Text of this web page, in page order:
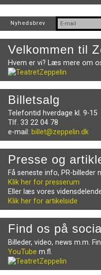
Nyhedsbrev
Velkommen til
Hvem er vi? Læs mere om
Billetsalg
Telefontid hverdage kl. 9-15
Tlf. 33 22 04 78
e-mail: billet@zeppelin.dk
Presse og
Få seneste info, PR-billeder
Klik her for presserum
Eller læs vores
Klik her for artikelside
Find os på
Billeder, video, news m.m.
YouTube m.fl.